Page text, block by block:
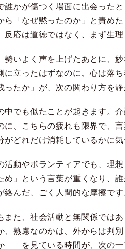
誰かが傷つく場面に出会った
ら「なぜ黙ったのか」と責め
反応は道徳ではなく、まず生
勢いよく声を上げたあとに、
に立ったはずなのに、心は落
ったか」が、次の関わり方を
中でも似たことが起きます。
に、こちらの疲れも限界で、
がどれだけ消耗しているかに
活動やボランティアでも、理
め」という言葉が重くなり、
絡んだ、ごく人間的な摩擦で
また、社会活動と無関係では
、熟慮なのかは、外からは判
——を見ている時間が、次の一